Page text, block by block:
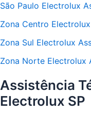
São Paulo Electrolux
Zona Centro
Zona Sul Electrolux
Zona Norte Electrolux
Assistência
Electrolux SP